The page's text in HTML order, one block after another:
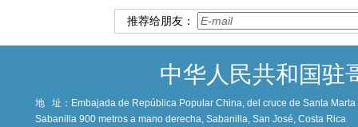
推荐给朋友：
中华人民共和国驻
地 址： Embajada de República Popular China, del cruce de Santa
Sabanilla 900 metros a mano derecha, Sabanilla, San José, Costa Rica